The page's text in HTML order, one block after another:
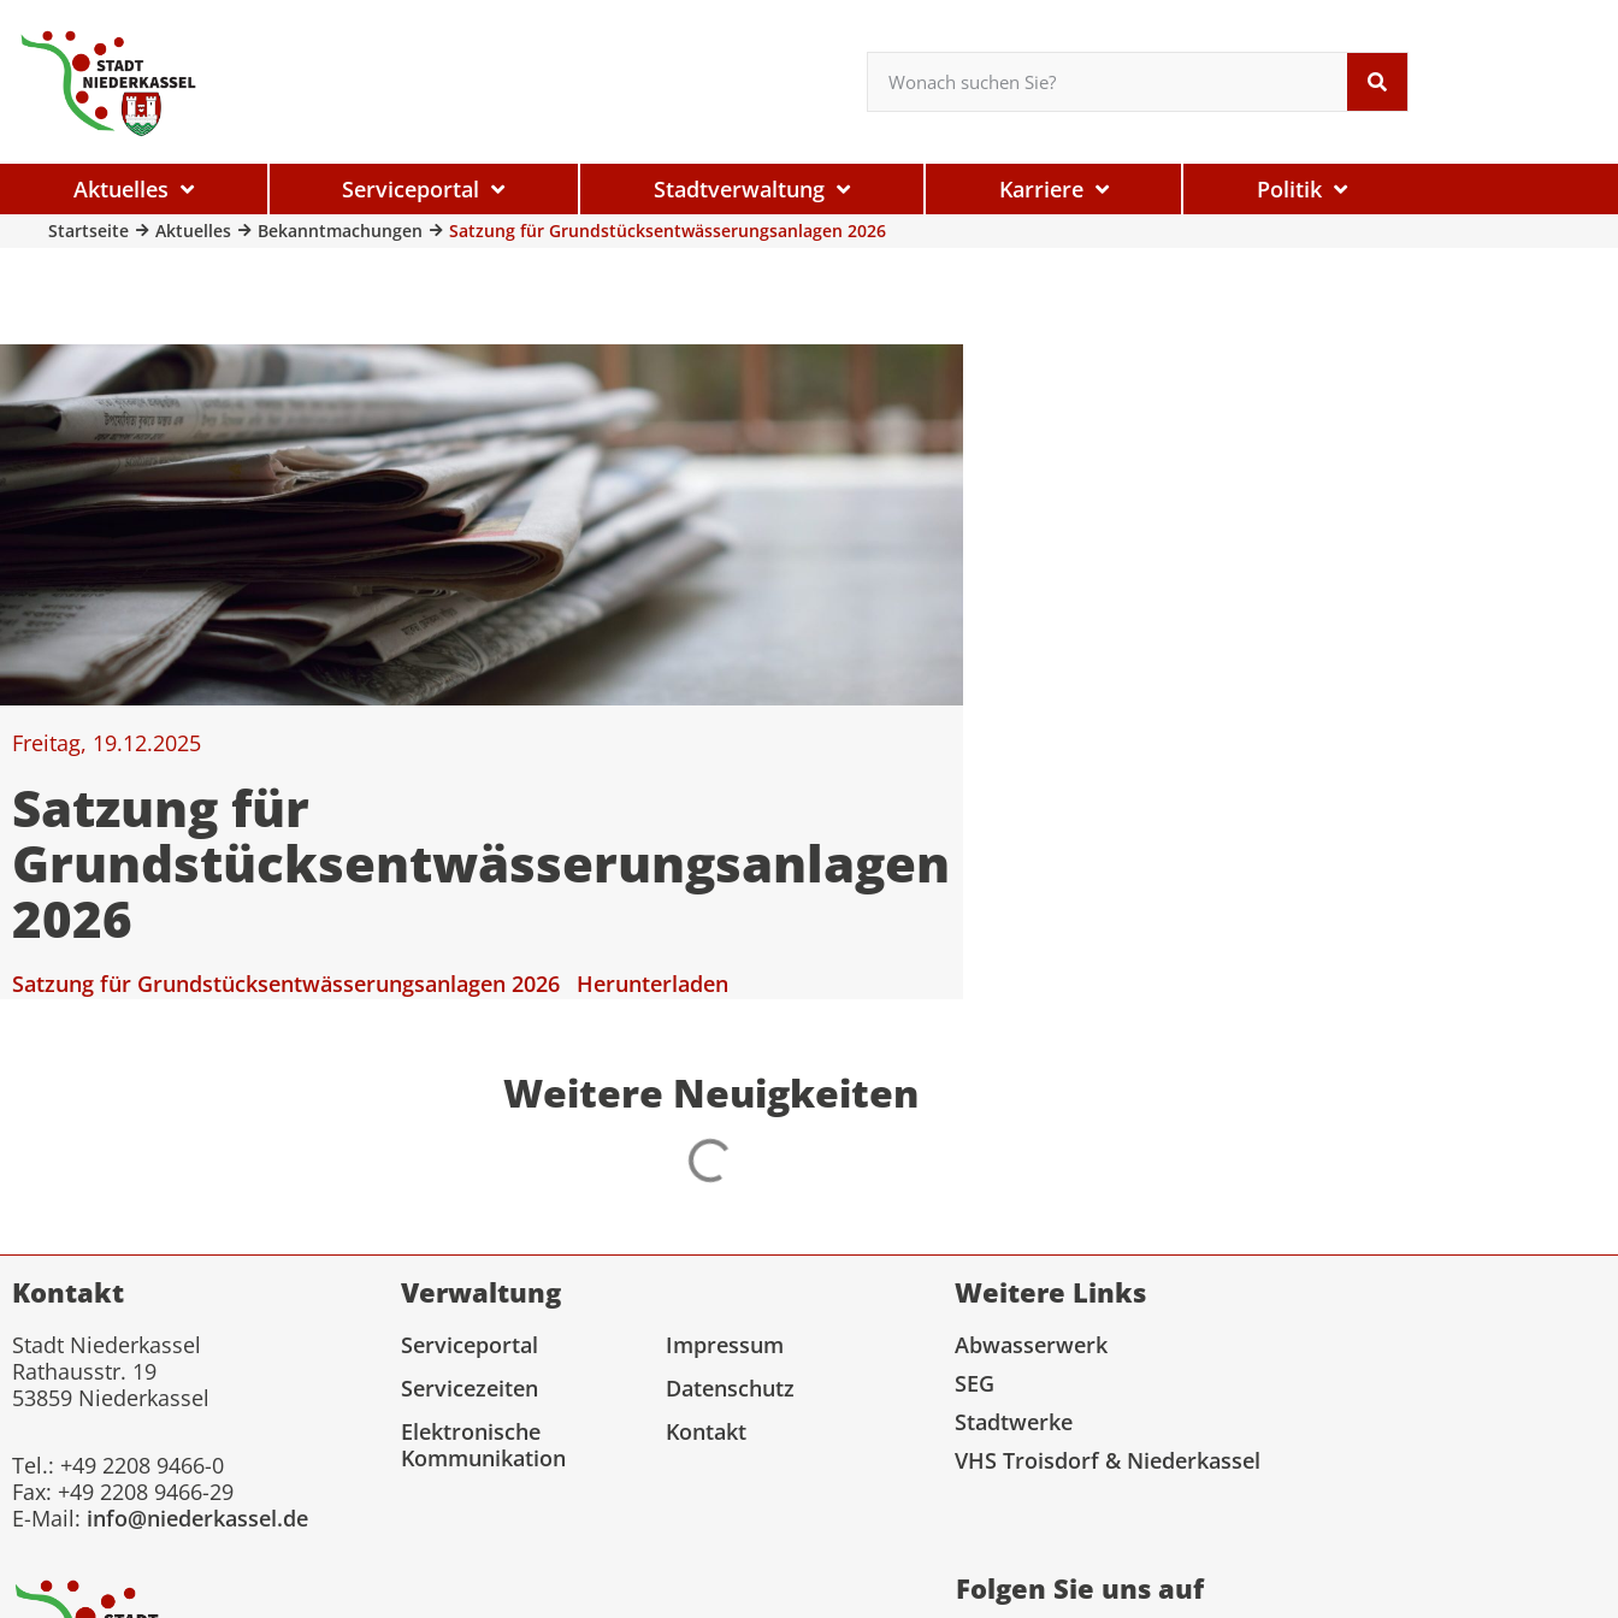
Aktuelles Serviceportal Stadtverwaltung Karriere Politik
Startseite Aktuelles Bekanntmachungen Satzung für Grundstücksentwässerungsanlagen 2026
Freitag, 19.12.2025
Satzung für
Grundstücksentwässerungsanlagen
2026
Satzung für Grundstücksentwässerungsanlagen 2026 Herunterladen
Weitere Neuigkeiten
Kontakt
Stadt Niederkassel
Rathausstr. 19
53859 Niederkassel
Tel.: +49 2208 9466-0
Fax: +49 2208 9466-29
E-Mail: info@niederkassel.de
Verwaltung
Serviceportal
Servicezeiten
Elektronische
Kommunikation
Impressum
Datenschutz
Kontakt
Weitere Links
Abwasserwerk
SEG
Stadtwerke
VHS Troisdorf & Niederkassel
Folgen Sie uns auf